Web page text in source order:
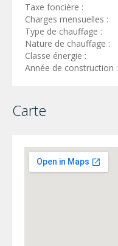
Taxe foncière :
Charges mensuelles :
Type de chauffage :
Nature de chauffage :
Classe énergie :
Année de construction :
Carte